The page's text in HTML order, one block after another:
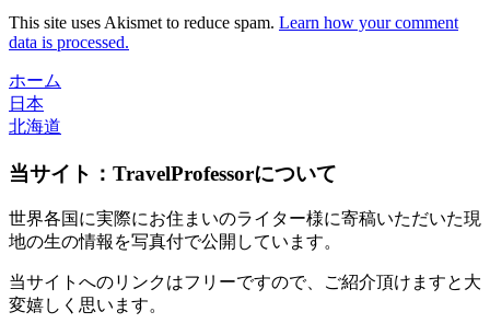
This site uses Akismet to reduce spam. Learn how your comment
data is processed.
ホーム
日本
北海道
当サイト：TravelProfessorについて
世界各国に実際にお住まいのライター様に寄稿いただいた現
地の生の情報を写真付で公開しています。
当サイトへのリンクはフリーですので、ご紹介頂けますと大
変嬉しく思います。